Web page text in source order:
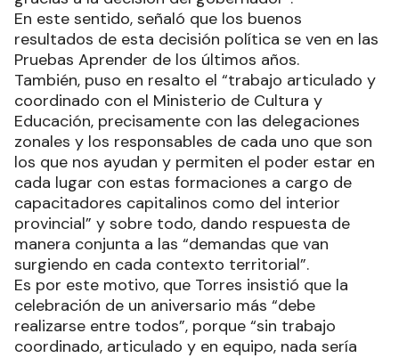
En este sentido, señaló que los buenos
resultados de esta decisión política se ven en las
Pruebas Aprender de los últimos años.
También, puso en resalto el “trabajo articulado y
coordinado con el Ministerio de Cultura y
Educación, precisamente con las delegaciones
zonales y los responsables de cada uno que son
los que nos ayudan y permiten el poder estar en
cada lugar con estas formaciones a cargo de
capacitadores capitalinos como del interior
provincial” y sobre todo, dando respuesta de
manera conjunta a las “demandas que van
surgiendo en cada contexto territorial”.
Es por este motivo, que Torres insistió que la
celebración de un aniversario más “debe
realizarse entre todos”, porque “sin trabajo
coordinado, articulado y en equipo, nada sería